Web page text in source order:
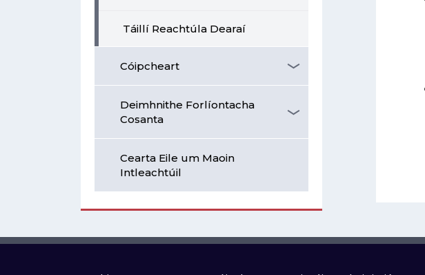
Táillí Reachtúla Dearaí
Cóipcheart
Deimhnithe Forlíontacha
Cosanta
Cearta Eile um Maoin
Intleachtúil